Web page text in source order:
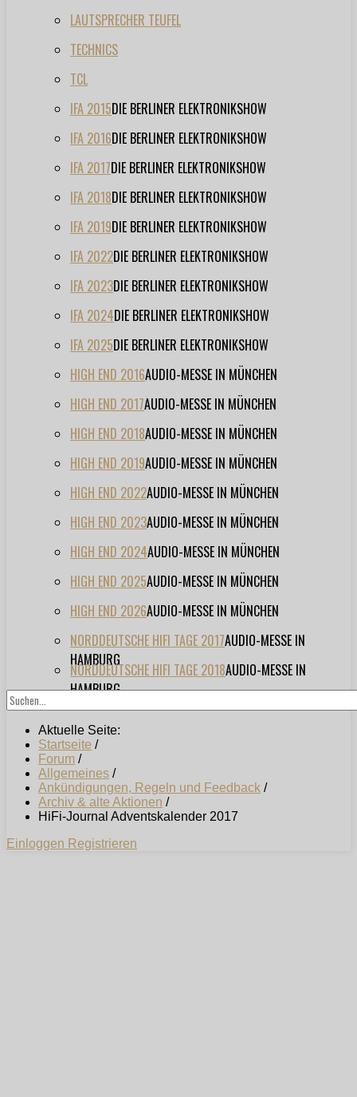
LAUTSPRECHER TEUFEL
TECHNICS
TCL
IFA 2015DIE BERLINER ELEKTRONIKSHOW
IFA 2016DIE BERLINER ELEKTRONIKSHOW
IFA 2017DIE BERLINER ELEKTRONIKSHOW
IFA 2018DIE BERLINER ELEKTRONIKSHOW
IFA 2019DIE BERLINER ELEKTRONIKSHOW
IFA 2022DIE BERLINER ELEKTRONIKSHOW
IFA 2023DIE BERLINER ELEKTRONIKSHOW
IFA 2024DIE BERLINER ELEKTRONIKSHOW
IFA 2025DIE BERLINER ELEKTRONIKSHOW
HIGH END 2016AUDIO-MESSE IN MÜNCHEN
HIGH END 2017AUDIO-MESSE IN MÜNCHEN
HIGH END 2018AUDIO-MESSE IN MÜNCHEN
HIGH END 2019AUDIO-MESSE IN MÜNCHEN
HIGH END 2022AUDIO-MESSE IN MÜNCHEN
HIGH END 2023AUDIO-MESSE IN MÜNCHEN
HIGH END 2024AUDIO-MESSE IN MÜNCHEN
HIGH END 2025AUDIO-MESSE IN MÜNCHEN
HIGH END 2026AUDIO-MESSE IN MÜNCHEN
NORDDEUTSCHE HIFI TAGE 2017AUDIO-MESSE IN
HAMBURG
NORDDEUTSCHE HIFI TAGE 2018AUDIO-MESSE IN
HAMBURG
Aktuelle Seite:
Startseite /
Forum /
Allgemeines /
Ankündigungen, Regeln und Feedback /
Archiv & alte Aktionen /
HiFi-Journal Adventskalender 2017
Einloggen Registrieren